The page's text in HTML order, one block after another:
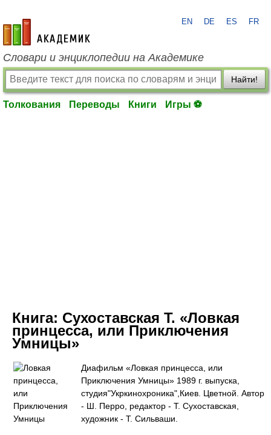
academic.ru
EN DE ES FR
Словари и энциклопедии на Академике
Найти!
Толкования Переводы Книги Игры ⚽
Книга: Сухоставская Т. «Ловкая
принцесса, или Приключения
Умницы»
Диафильм «Ловкая принцесса, или
Приключения Умницы» 1989 г. выпуска,
студия"Укркинохроника",Киев. Цветной. Автор
- Ш. Перро, редактор - Т. Сухоставская,
художник - Т. Сильваши.